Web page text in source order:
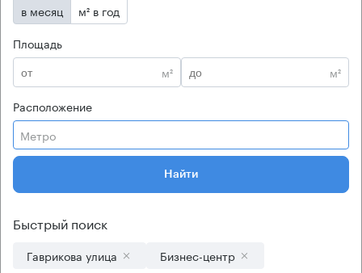
в месяц
м² в год
Площадь
м²
м²
Расположение
Метро
Найти
Быстрый поиск
Гаврикова улица Бизнес-центр